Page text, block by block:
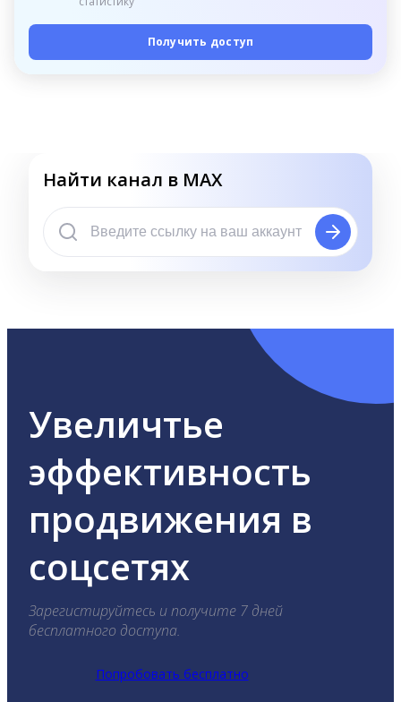
Получить доступ
Найти канал в MAX
Увеличтье
эффективность
продвижения в
соцсетях
Зарегистируйтесь и получите 7 дней
бесплатного доступа.
Попробовать бесплатно